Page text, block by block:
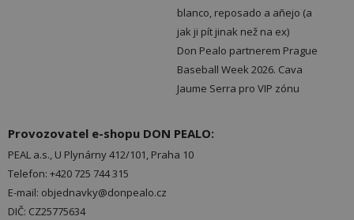
blanco, reposado a añejo (a
jak ji pít jinak než na ex)
Don Pealo partnerem Prague
Baseball Week 2026. Cava
Jaume Serra pro VIP zónu
Provozovatel e-shopu DON PEALO:
PEAL a.s., U Plynárny 412/101, Praha 10
Telefon: +420 725 744 315
E-mail: objednavky@donpealo.cz
DIČ: CZ25775634